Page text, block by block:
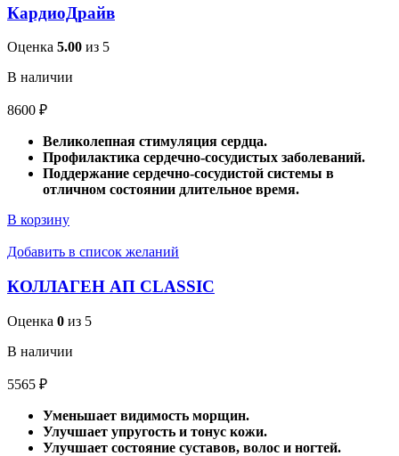
КардиоДрайв
Оценка 5.00 из 5
В наличии
8600 ₽
Великолепная стимуляция сердца.
Профилактика сердечно-сосудистых заболеваний.
Поддержание сердечно-сосудистой системы в
отличном состоянии длительное время.
В корзину
Добавить в список желаний
КОЛЛАГЕН АП CLASSIC
Оценка 0 из 5
В наличии
5565 ₽
Уменьшает видимость морщин.
Улучшает упругость и тонус кожи.
Улучшает состояние суставов, волос и ногтей.